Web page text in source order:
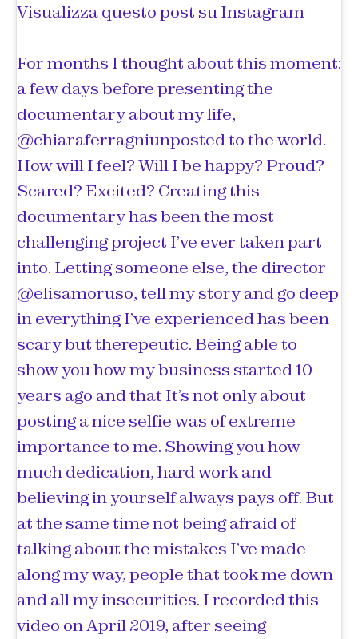
Visualizza questo post su Instagram
For months I thought about this moment:
a few days before presenting the
documentary about my life,
@chiaraferragniunposted to the world.
How will I feel? Will I be happy? Proud?
Scared? Excited? Creating this
documentary has been the most
challenging project I’ve ever taken part
into. Letting someone else, the director
@elisamoruso, tell my story and go deep
in everything I’ve experienced has been
scary but therepeutic. Being able to
show you how my business started 10
years ago and that It’s not only about
posting a nice selfie was of extreme
importance to me. Showing you how
much dedication, hard work and
believing in yourself always pays off. But
at the same time not being afraid of
talking about the mistakes I’ve made
along my way, people that took me down
and all my insecurities. I recorded this
video on April 2019, after seeing